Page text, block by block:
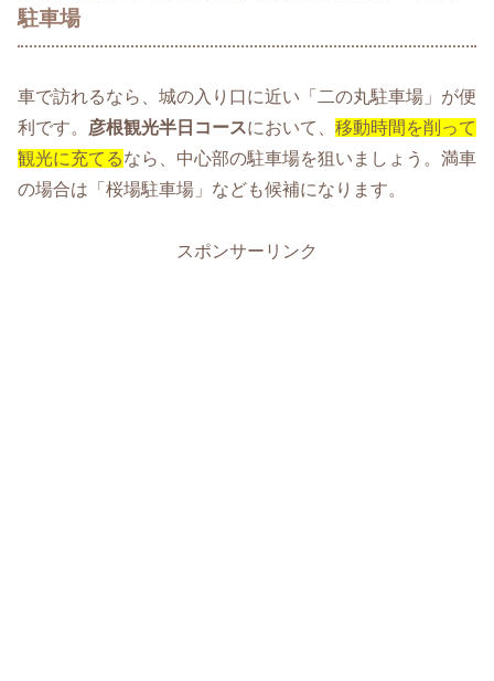
駐車場
車で訪れるなら、城の入り口に近い「二の丸駐車場」が便
利です。 彦根観光半日コースにおいて、 移動時間を削って
観光に充てるなら、中心部の駐車場を狙いましょう。満車
の場合は「桜場駐車場」なども候補になります。
スポンサーリンク